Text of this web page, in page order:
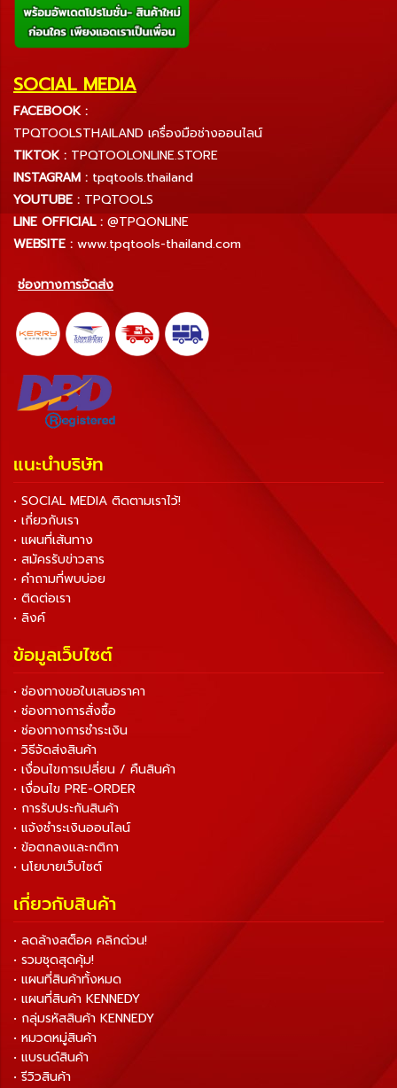
SOCIAL MEDIA
FACEBOOK :
TPQTOOLSTHAILAND เครื่องมือช่างออนไลน์
TIKTOK : TPQTOOLONLINE.STORE
INSTAGRAM : tpqtools.thailand
YOUTUBE : TPQTOOLS
LINE OFFICIAL : @TPQONLINE
WEBSITE : www.tpqtools-thailand.com
ช่องทางการจัดส่ง
แนะนำบริษัท
• SOCIAL MEDIA ติดตามเราไว้!
• เกี่ยวกับเรา
• แผนที่เส้นทาง
• สมัครรับข่าวสาร
• คำถามที่พบบ่อย
• ติดต่อเรา
• ลิงค์
ข้อมูลเว็บไซต์
• ช่องทางขอใบเสนอราคา
• ช่องทางการสั่งซื้อ
• ช่องทางการชำระเงิน
• วิธีจัดส่งสินค้า
• เงื่อนไขการเปลี่ยน / คืนสินค้า
• เงื่อนไข PRE-ORDER
• การรับประกันสินค้า
• แจ้งชำระเงินออนไลน์
• ข้อตกลงและกติกา
• นโยบายเว็บไซต์
เกี่ยวกับสินค้า
• ลดล้างสต็อค คลิกด่วน!
• รวมชุดสุดคุ้ม!
• แผนที่สินค้าทั้งหมด
• แผนที่สินค้า KENNEDY
• กลุ่มรหัสสินค้า KENNEDY
• หมวดหมู่สินค้า
• แบรนด์สินค้า
• รีวิวสินค้า